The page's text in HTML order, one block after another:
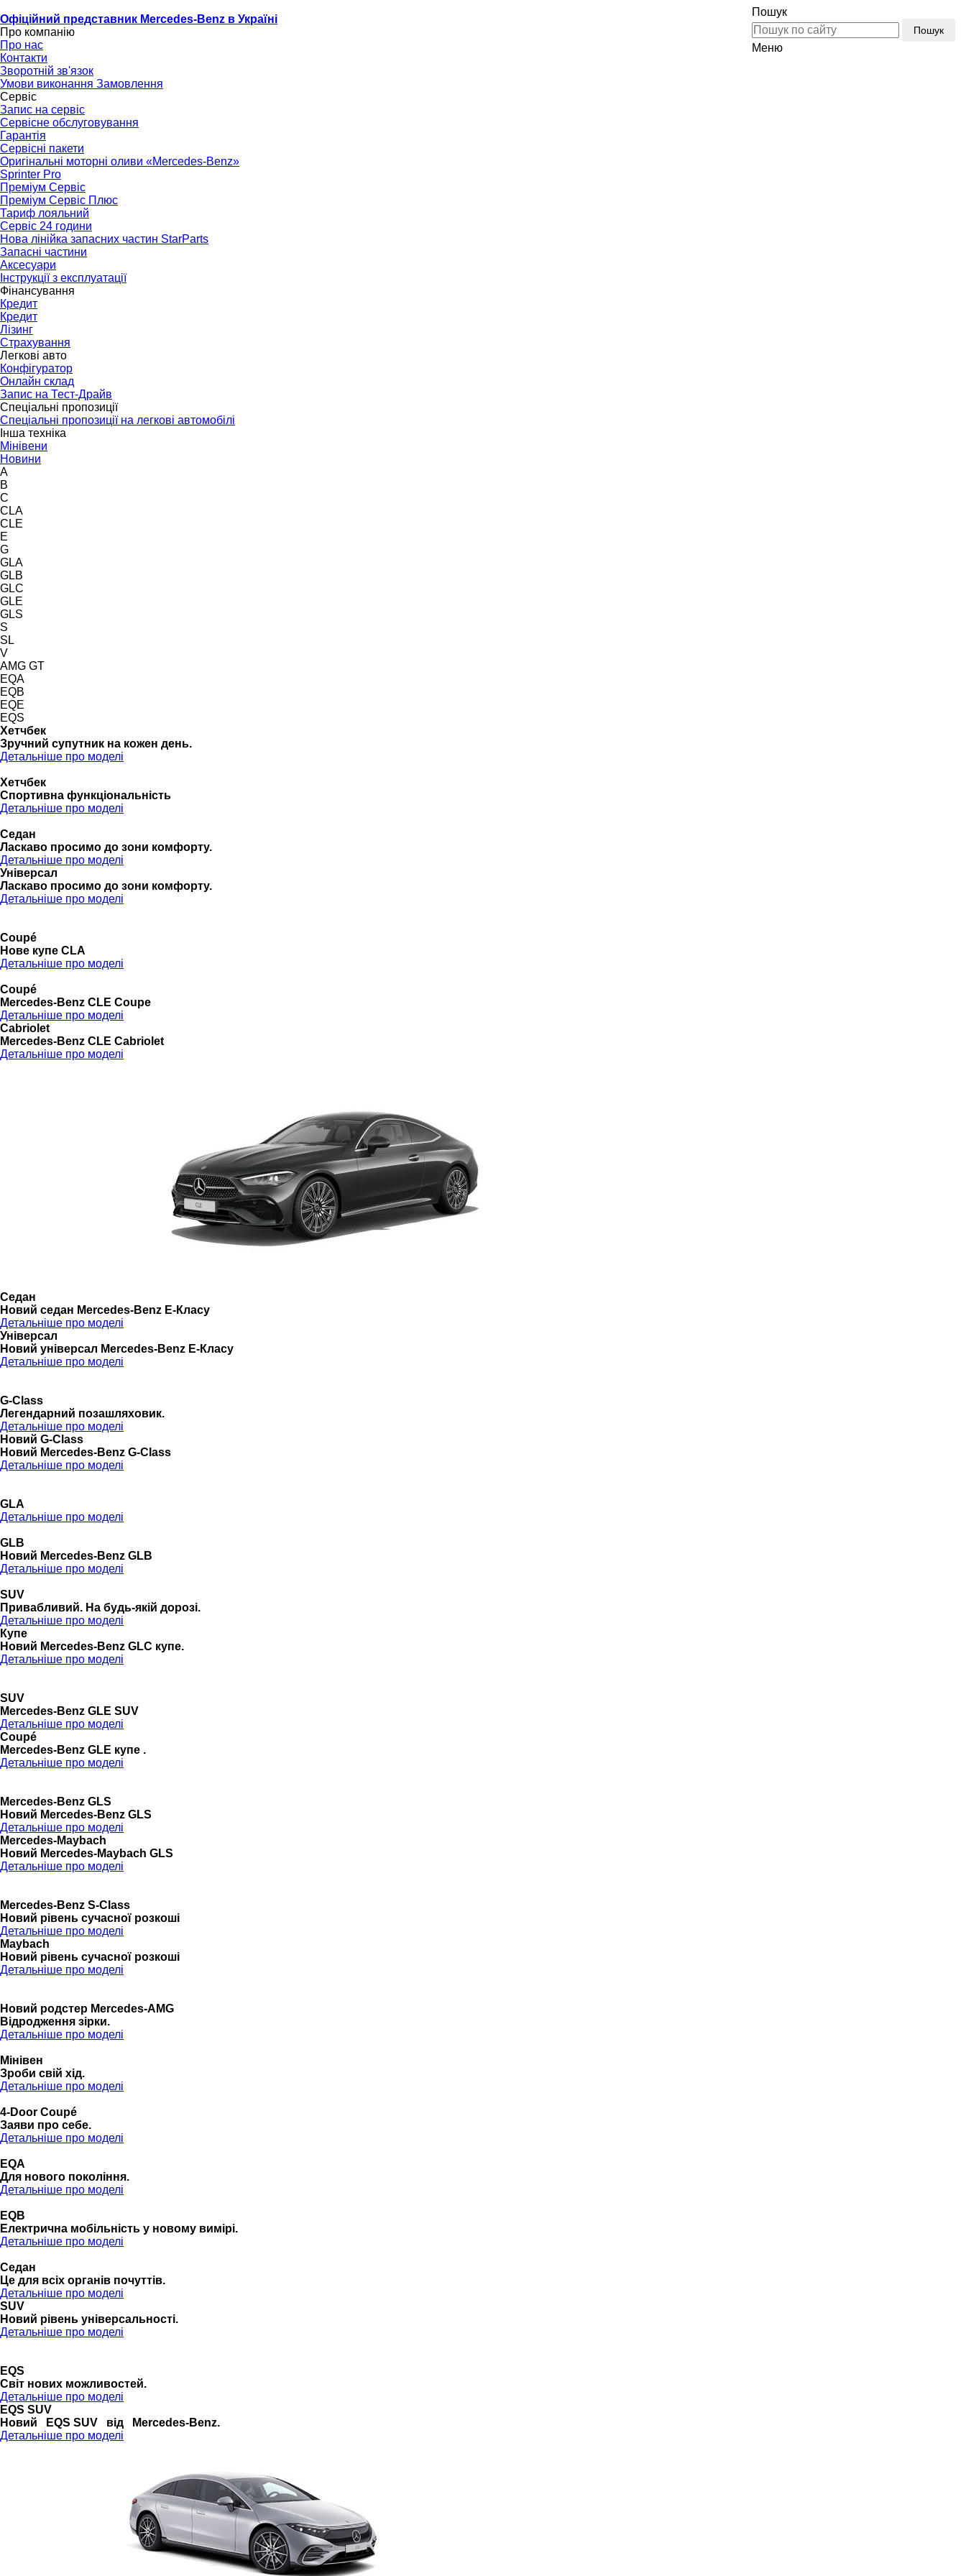
Офіційний представник Mercedes-Benz в Україні
Пошук
Пошук
Меню
Про компанію
Про нас
Контакти
Зворотній зв'язок
Умови виконання Замовлення
Сервіс
Запис на сервіс
Сервісне обслуговування
Гарантія
Сервісні пакети
Оригінальні моторні оливи «Mercedes-Benz»
Sprinter Pro
Преміум Сервіс
Преміум Сервіс Плюс
Тариф лояльний
Сервіс 24 години
Нова лінійка запасних частин StarParts
Запасні частини
Аксесуари
Інструкції з експлуатації
Фінансування
Кредит
Кредит
Лізинг
Страхування
Легкові авто
Конфігуратор
Онлайн склад
Запис на Тест-Драйв
Спеціальні пропозиції
Спеціальні пропозиції на легкові автомобілі
Інша техніка
Мінівени
Новини
A
B
C
CLA
CLE
E
G
GLA
GLB
GLC
GLE
GLS
S
SL
V
AMG GT
EQA
EQB
EQE
EQS
Хетчбек
Зручний супутник на кожен день.
Детальніше про моделі
Хетчбек
Спортивна функціональність
Детальніше про моделі
Седан
Ласкаво просимо до зони комфорту.
Детальніше про моделі
Універсал
Ласкаво просимо до зони комфорту.
Детальніше про моделі
Coupé
Нове купе CLA
Детальніше про моделі
Coupé
Mercedes-Benz CLE Coupe
Детальніше про моделі
Cabriolet
Mercedes-Benz CLE Cabriolet
Детальніше про моделі
Седан
Новий седан Mercedes-Benz Е-Класу
Детальніше про моделі
Універсал
Новий універсал Mercedes-Benz E-Класу
Детальніше про моделі
G-Class
Легендарний позашляховик.
Детальніше про моделі
Новий G-Class
Новий Mercedes-Benz G-Class
Детальніше про моделі
GLA
Детальніше про моделі
GLB
Новий Mercedes-Benz GLB
Детальніше про моделі
SUV
Привабливий. На будь-якій дорозі.
Детальніше про моделі
Купе
Новий Mercedes-Benz GLС купе.
Детальніше про моделі
SUV
Mercedes-Benz GLE SUV
Детальніше про моделі
Coupé
Mercedes-Benz GLE купе .
Детальніше про моделі
Mercedes-Benz GLS
Новий Mercedes-Benz GLS
Детальніше про моделі
Mercedes-Maybach
Новий Mercedes-Maybach GLS
Детальніше про моделі
Mercedes-Benz S-Class
Новий рівень сучасної розкоші
Детальніше про моделі
Maybach
Новий рівень сучасної розкоші
Детальніше про моделі
Новий родстер Mercedes-AMG
Відродження зірки.
Детальніше про моделі
Мінівен
Зроби свій хід.
Детальніше про моделі
4-Door Coupé
Заяви про себе.
Детальніше про моделі
EQA
Для нового покоління.
Детальніше про моделі
EQB
Електрична мобільність у новому вимірі.
Детальніше про моделі
Седан
Це для всіх органів почуттів.
Детальніше про моделі
SUV
Новий рівень універсальності.
Детальніше про моделі
EQS
Cвіт нових можливостей.
Детальніше про моделі
EQS SUV
Новий EQS SUV від Mercedes-Benz.
Детальніше про моделі